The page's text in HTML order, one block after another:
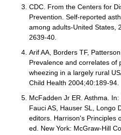
CDC. From the Centers for
Prevention. Self-reported
among adults-United States,
2639-40.
Arif AA, Borders TF,
Prevalence and correlates of
wheezing in a largely rural
Child Health 2004;40:189-94.
McFadden Jr ER. Asthma.
Fauci AS, Hauser SL, Longo
editors. Harrison's Principles
ed. New York: McGraw-Hill